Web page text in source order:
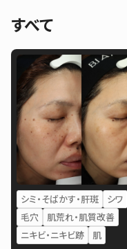
すべて
シミ・そばかす・肝斑
シワ
毛穴
肌荒れ・肌質改善
ニキビ・ニキビ跡
肌